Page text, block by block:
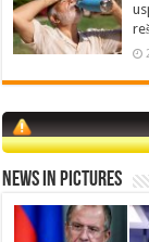
News in Pictures